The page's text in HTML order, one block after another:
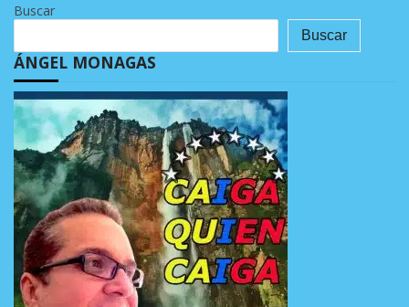
Buscar
Buscar
ÁNGEL MONAGAS